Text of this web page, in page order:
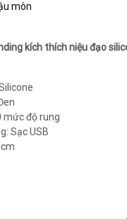
môn
kích thích niệu đạo
mức độ rung
Sạc USB